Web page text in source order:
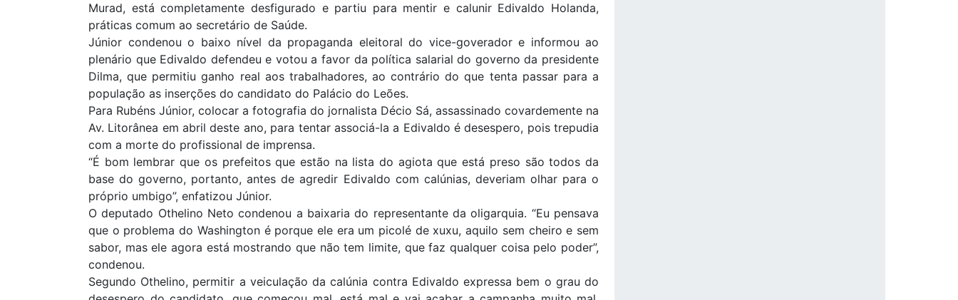
Murad, está completamente desfigurado e partiu para mentir e calunir Edivaldo Holanda,
práticas comum ao secretário de Saúde.
Júnior condenou o baixo nível da propaganda eleitoral do vice-goverador e informou ao
plenário que Edivaldo defendeu e votou a favor da política salarial do governo da presidente
Dilma, que permitiu ganho real aos trabalhadores, ao contrário do que tenta passar para a
população as inserções do candidato do Palácio do Leões.
Para Rubéns Júnior, colocar a fotografia do jornalista Décio Sá, assassinado covardemente na
Av. Litorânea em abril deste ano, para tentar associá-la a Edivaldo é desespero, pois trepudia
com a morte do profissional de imprensa.
“É bom lembrar que os prefeitos que estão na lista do agiota que está preso são todos da
base do governo, portanto, antes de agredir Edivaldo com calúnias, deveriam olhar para o
próprio umbigo”, enfatizou Júnior.
O deputado Othelino Neto condenou a baixaria do representante da oligarquia. “Eu pensava
que o problema do Washington é porque ele era um picolé de xuxu, aquilo sem cheiro e sem
sabor, mas ele agora está mostrando que não tem limite, que faz qualquer coisa pelo poder”,
condenou.
Segundo Othelino, permitir a veiculação da calúnia contra Edivaldo expressa bem o grau do